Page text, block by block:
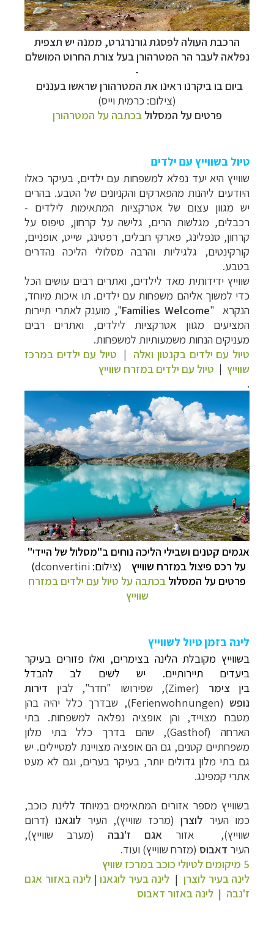
הרכבת העולה לפסגת גורנרגרט, ממנה יש תצפית
נפלאה לעבר הר המטרהורן בעל צורת החרוט המושלם
-
ביום בו ביקרנו ראינו את המטרהורן שראשו בעננים
(צילום: כרמית וייס)
פרטים על המסלולבכתבה על המטרהורן
טיול בשווייץ עם ילדים
שווייץ היא יעד נפלא למשפחות עם ילדים, בעיקר כאלו
היודעים ליהנות מהפארקים והקניונים של הטבע. בהרים
יש מגוון עצום של אטרקציות המתאימות לילדים -
רכבלים, מגלשות הרים, גלישה על קרחון, טיפוס על
קרחון, סנפלינג, פארקי חבלים, רפטינג, שייט, אופניים,
קורקינטים, גלגיליות והרבה מסלולי הליכה נהדרים
בטבע.
שווייץ ידידותית מאד לילדים, ואתרים רבים עושים הכל
כדי למשוך אליהם משפחות עם ילדים. תו איכות מיוחד,
הנקרא
,"Families Welcome"
מוענק לאתרי תיירות
המציעים מגוון אטרקציות לילדים, ואתרים רבים
מעניקים הנחות משמעותיות למשפחות.
טיול עם ילדים בקנטון ואלה | טיול עם ילדים במרכז
שווייץ | טיול עם ילדים במזרח שווייץ
.
אגמים קטנים ושבילי הליכה נוחים ב"מסלול של היידי"
על רכס פיצול במזרח שווייץ (צילום: dconvertini
)
פרטים על המסלול בכתבה על טיול עם ילדים במזרח
שווייץ
לינה בזמן טיול לשווייץ
בשווייץ מקובלת הלינה בצימרים, ואלו פזורים בעיקר
ביעדים תיירותיים. יש לשים לב להבדל
ביןצימר (
Zimer), שפירושו "חדר", לבין דירות
נופש(
Ferienwohnungen), שבדרך כלל יהיה בהן
מטבח מצוייד, והן אופציה נפלאה למשפחות. בתי
הארחה (Gasthof), שהם בדרך כלל בתי מלון
משפחתיים קטנים, גם הם אופציה מצויינת למטיילים. יש
גם בתי מלון גדולים יותר, בעיקר בערים, וגם לא מעט
אתרי קמפינג.
בשווייץ מספר אזורים המתאימים במיוחד ללינת כוכב,
כמו העיר לוצרן (מרכז שווייץ), העיר לוגאנו (דרום
שווייץ), אזור אגם ז'נבה (מערב שווייץ),
העיר דאבוס (מזרח שווייץ) ועוד.
5 מיקומים לטיולי כוכב במרכז שוויץ
לינה בעיר לוצרן | לינה בעיר לוגאנו | לינה באזור אגם
ז'נבה | לינה באזור דאבוס